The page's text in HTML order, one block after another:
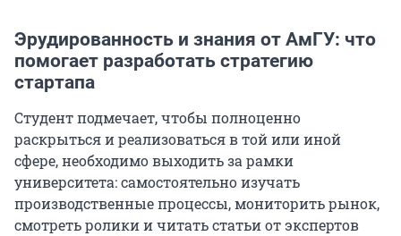
Эрудированность и знания от АмГУ: что
помогает разработать стратегию
стартапа
Студентподмечает, чтобы полноценно
раскрыться и реализоваться в той или иной
сфере, необходимо выходить за рамки
университета: самостоятельно изучать
производственные процессы, мониторить рынок,
смотреть ролики и читать статьи от экспертов